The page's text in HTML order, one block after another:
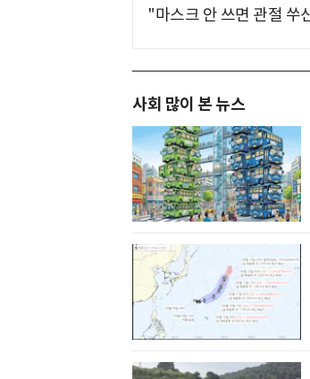
"마스크 안 쓰면 관절 쑤
사회 많이 본 뉴스